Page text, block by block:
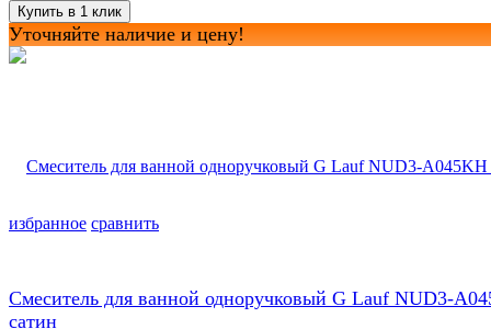
избранное сравнить
Уточняйте наличие и цену!
Смеситель для ванной одноручковый G Lauf NUD3-
сатин